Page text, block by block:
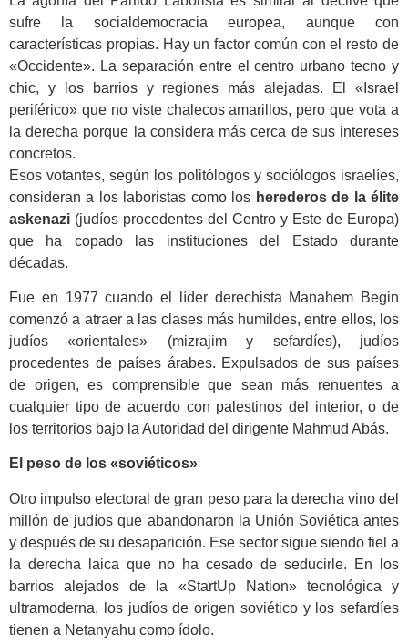
sufre la socialdemocracia europea, aunque con
características propias. Hay un factor común con el resto de
«Occidente». La separación entre el centro urbano tecno y
chic, y los barrios y regiones más alejadas. El «Israel
periférico» que no viste chalecos amarillos, pero que vota a
la derecha porque la considera más cerca de sus intereses
concretos.
Esos votantes, según los politólogos y sociólogos israelíes,
consideran a los laboristas como los herederos de la élite
askenazi (judíos procedentes del Centro y Este de Europa)
que ha copado las instituciones del Estado durante
décadas.
Fue en 1977 cuando el líder derechista Manahem Begin
comenzó a atraer a las clases más humildes, entre ellos, los
judíos «orientales» (mizrajim y sefardíes), judíos
procedentes de países árabes. Expulsados de sus países
de origen, es comprensible que sean más renuentes a
cualquier tipo de acuerdo con palestinos del interior, o de
los territorios bajo la Autoridad del dirigente Mahmud Abás.
El peso de los «soviéticos»
Otro impulso electoral de gran peso para la derecha vino del
millón de judíos que abandonaron la Unión Soviética antes
y después de su desaparición. Ese sector sigue siendo fiel a
la derecha laica que no ha cesado de seducirle. En los
barrios alejados de la «StartUp Nation» tecnológica y
ultramoderna, los judíos de origen soviético y los sefardíes
tienen a Netanyahu como ídolo.